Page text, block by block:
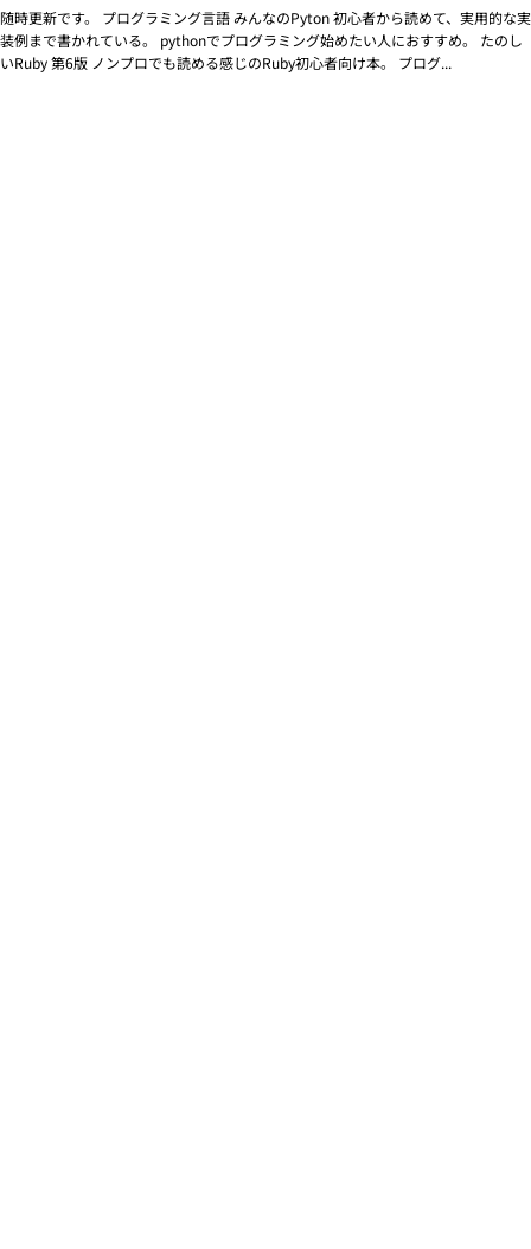
随時更新です。 プログラミング言語 みんなのPyton 初心者から読めて、実用的な実
装例まで書かれている。 pythonでプログラミング始めたい人におすすめ。 たのし
いRuby 第6版 ノンプロでも読める感じのRuby初心者向け本。 プログ...